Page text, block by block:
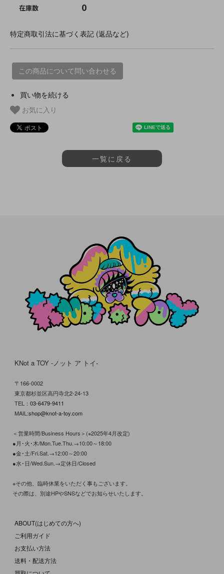
在庫数 0
特定商取引法に基づく表記 (返品など)
この商品について問い合わせる
買い物を続ける
お気に入り
一覧に戻る
KNot a TOY -ノット ア トイ-
〒166-0002
東京都杉並区高円寺北2-24-13
TEL： 03-6479-9411
MAIL:shop@knot-a-toy.com
＜営業時間/Business Hours＞(※2025年4月改定)
●月･火･木/Mon.Tue.Thu.→10:00～18:00
●金･土/Fri.Sat.→12:00～20:00
●水･日/Wed.Sun.→定休日/Closed
※その他、臨時休業をいただく事もございます。
その際は、別途HPやSNSなどでお知らせいたします。
ABOUT(はじめての方へ)
ご利用ガイド
お支払い方法
送料・配送方法